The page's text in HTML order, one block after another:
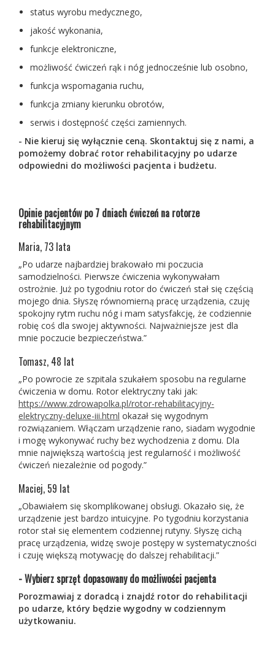
status wyrobu medycznego,
jakość wykonania,
funkcje elektroniczne,
możliwość ćwiczeń rąk i nóg jednocześnie lub osobno,
funkcja wspomagania ruchu,
funkcja zmiany kierunku obrotów,
serwis i dostępność części zamiennych.
- Nie kieruj się wyłącznie ceną. Skontaktuj się z nami, a
pomożemy dobrać rotor rehabilitacyjny po udarze
odpowiedni do możliwości pacjenta i budżetu.
Opinie pacjentów po 7 dniach ćwiczeń na rotorze
rehabilitacyjnym
Maria, 73 lata
„Po udarze najbardziej brakowało mi poczucia
samodzielności. Pierwsze ćwiczenia wykonywałam
ostrożnie. Już po tygodniu rotor do ćwiczeń stał się częścią
mojego dnia. Słyszę równomierną pracę urządzenia, czuję
spokojny rytm ruchu nóg i mam satysfakcję, że codziennie
robię coś dla swojej aktywności. Najważniejsze jest dla
mnie poczucie bezpieczeństwa.”
Tomasz, 48 lat
„Po powrocie ze szpitala szukałem sposobu na regularne
ćwiczenia w domu. Rotor elektryczny taki jak:
https://www.zdrowapolka.pl/rotor-rehabilitacyjny-
elektryczny-deluxe-iii.html okazał się wygodnym
rozwiązaniem. Włączam urządzenie rano, siadam wygodnie
i mogę wykonywać ruchy bez wychodzenia z domu. Dla
mnie największą wartością jest regularność i możliwość
ćwiczeń niezależnie od pogody.”
Maciej, 59 lat
„Obawiałem się skomplikowanej obsługi. Okazało się, że
urządzenie jest bardzo intuicyjne. Po tygodniu korzystania
rotor stał się elementem codziennej rutyny. Słyszę cichą
pracę urządzenia, widzę swoje postępy w systematyczności
i czuję większą motywację do dalszej rehabilitacji.”
- Wybierz sprzęt dopasowany do możliwości pacjenta
Porozmawiaj z doradcą i znajdź rotor do rehabilitacji
po udarze, który będzie wygodny w codziennym
użytkowaniu.